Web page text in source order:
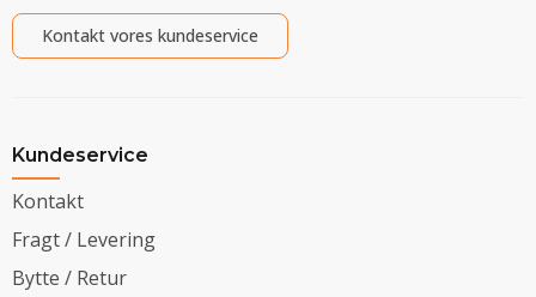
Kontakt vores kundeservice
Kundeservice
Kontakt
Fragt / Levering
Bytte / Retur